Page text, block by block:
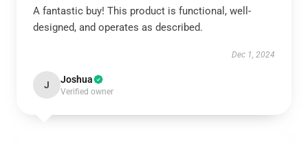
A fantastic buy! This product is functional, well-
designed, and operates as described.
Dec 1, 2024
J Joshua
Verified owner